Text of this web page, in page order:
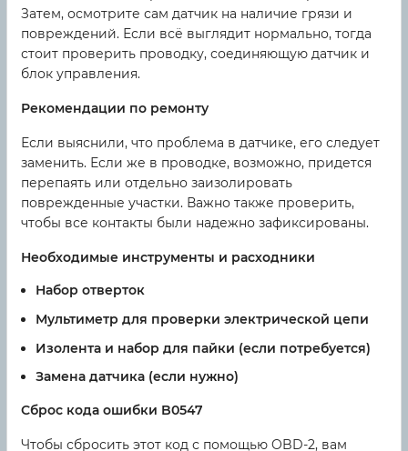
Затем, осмотрите сам датчик на наличие грязи и
повреждений. Если всё выглядит нормально, тогда
стоит проверить проводку, соединяющую датчик и
блок управления.
Рекомендации по ремонту
Если выяснили, что проблема в датчике, его следует
заменить. Если же в проводке, возможно, придется
перепаять или отдельно заизолировать
поврежденные участки. Важно также проверить,
чтобы все контакты были надежно зафиксированы.
Необходимые инструменты и расходники
Набор отверток
Мультиметр для проверки электрической цепи
Изолента и набор для пайки (если потребуется)
Замена датчика (если нужно)
Сброс кода ошибки B0547
Чтобы сбросить этот код с помощью OBD-2, вам